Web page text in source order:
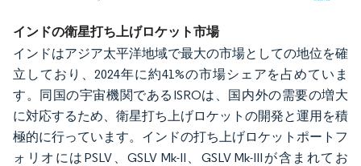
画像 © Mordor Intelligence。再利用にはCC BY 4.0の表示が必要です。
インドの衛星打ち上げロケット市場
インドはアジア太平洋地域で最大の市場としての地位を確
立しており、2024年に約41%の市場シェアを占めていま
す。同国の宇宙機関であるISROは、国内外の需要の増大
に対応するため、衛星打ち上げロケットの開発と運用を積
極的に行っています。インドの打ち上げロケットポートフ
ォリオにはPSLV、GSLV Mk-II、GSLV Mk-IIIが含まれてお